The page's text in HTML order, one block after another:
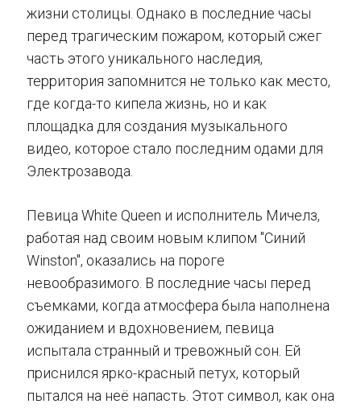
жизни столицы. Однако в последние часы
перед трагическим пожаром, который сжег
часть этого уникального наследия,
территория запомнится не только как место,
где когда-то кипела жизнь, но и как
площадка для создания музыкального
видео, которое стало последним одами для
Электрозавода.
Певица White Queen и исполнитель Мичелз,
работая над своим новым клипом "Синий
Winston", оказались на пороге
невообразимого. В последние часы перед
съемками, когда атмосфера была наполнена
ожиданием и вдохновением, певица
испытала странный и тревожный сон. Ей
приснился ярко-красный петух, который
пытался на неё напасть. Этот символ, как она